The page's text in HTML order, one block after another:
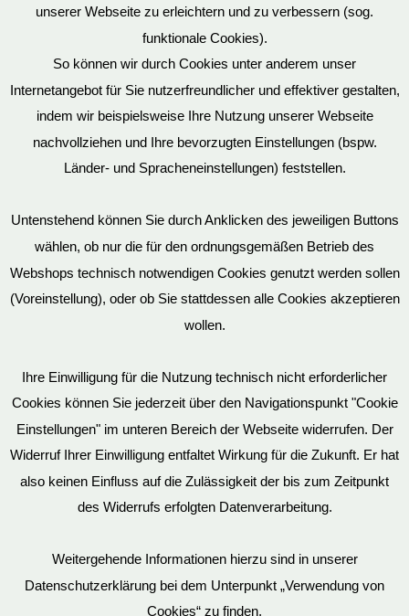
Datenschutz
Mein Konto
Vertrag widerrufen
Impressum
Bitte beachten Sie, dass wir für einen zunehmenden Teil der von
uns hergestellten SM-Möbel deutsche Geschmacksmuster beim
Deutschen Patent und Markenamt (DPMA) haben eintragen
unserer Webseite zu erleichtern und zu verbessern (sog.
funktionale Cookies).
So können wir durch Cookies unter anderem unser
Internetangebot für Sie nutzerfreundlicher und effektiver gestalten,
indem wir beispielsweise Ihre Nutzung unserer Webseite
nachvollziehen und Ihre bevorzugten Einstellungen (bspw.
Länder- und Spracheneinstellungen) feststellen.
Untenstehend können Sie durch Anklicken des jeweiligen Buttons
wählen, ob nur die für den ordnungsgemäßen Betrieb des
Webshops technisch notwendigen Cookies genutzt werden sollen
(Voreinstellung), oder ob Sie stattdessen alle Cookies akzeptieren
wollen.
Ihre Einwilligung für die Nutzung technisch nicht erforderlicher
Cookies können Sie jederzeit über den Navigationspunkt "Cookie
Einstellungen" im unteren Bereich der Webseite widerrufen. Der
Widerruf Ihrer Einwilligung entfaltet Wirkung für die Zukunft. Er hat
also keinen Einfluss auf die Zulässigkeit der bis zum Zeitpunkt
des Widerrufs erfolgten Datenverarbeitung.
Weitergehende Informationen hierzu sind in unserer
Datenschutzerklärung bei dem Unterpunkt „Verwendung von
Cookies“ zu finden.